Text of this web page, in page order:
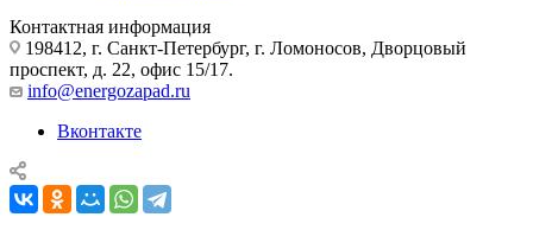
Контактная информация
198412, г. Санкт-Петербург, г. Ломоносов, Дворцовый
проспект, д. 22, офис 15/17.
info@energozapad.ru
Вконтакте